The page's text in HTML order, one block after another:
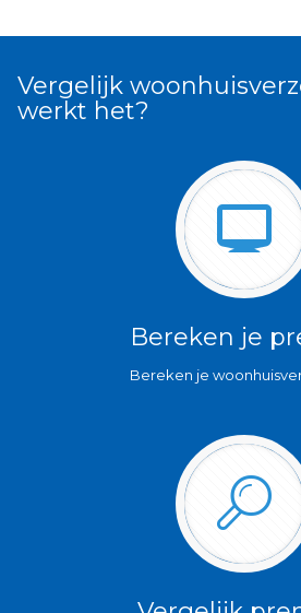
Vergelijk
werkt het?
Bereken je
Bereken je